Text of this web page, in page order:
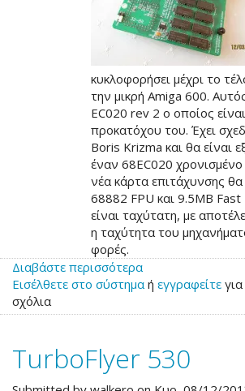
κυκλοφορήσει μέχρι το
την μικρή Amiga 600.
EC020 rev 2 ο οποίος
προκατόχου του. Έχει
Boris Krizma και θα είναι
έναν 68EC020
νέα κάρτα επιτάχυνσης θα
68882 FPU και 9.5ΜΒ Fast
είναι ταχύτατη, με
η ταχύτητα του
φορές.
Διαβάστε περισσότεραγια
το
EC020
για
την
Amiga
Εισέλθετε στο σύστημαή εγγραφείτε
σχόλια
TurboFlyer 530